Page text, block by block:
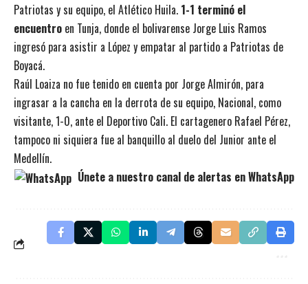
Patriotas y su equipo, el Atlético Huila. 1-1 terminó el
encuentro en Tunja, donde el bolivarense Jorge Luis Ramos
ingresó para asistir a López y empatar al partido a Patriotas de
Boyacá.
Raúl Loaiza no fue tenido en cuenta por Jorge Almirón, para
ingrasar a la cancha en la derrota de su equipo, Nacional, como
visitante, 1-0, ante el Deportivo Cali. El cartagenero Rafael Pérez,
tampoco ni siquiera fue al banquillo al duelo del Junior ante el
Medellín.
Únete a nuestro canal de alertas en WhatsApp